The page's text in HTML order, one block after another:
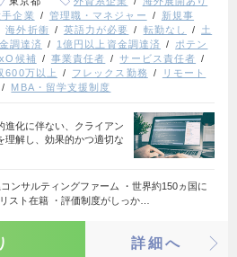
手企業 管理職・マネジャー
新規事
海外折衝 英語力が必要 転勤なし
土
調達済 1億円以上資金調達済
ポテン
候補 事業責任者
サービス責任者
600万以上 フレックス勤務
リモート
MBA・留学支援制度
進化に伴ない、クライアン
理解し、効果的かつ適切な
ンサルティングファーム ・世界約150ヵ国に
スト在籍 ・評価制度がしっか…
詳細へ